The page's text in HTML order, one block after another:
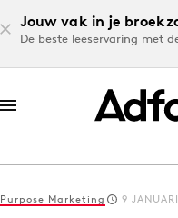
Jouw vak in je
De beste leeservaring met
Log in
Purpose Marketing 9